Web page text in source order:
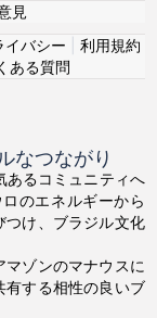
見
イバシー
利用規約
ある質問
なつながり
あるコミュニティへ
のエネルギーから
つけ、ブラジル文化
ゾンのマナウスに
有する相性の良いブ